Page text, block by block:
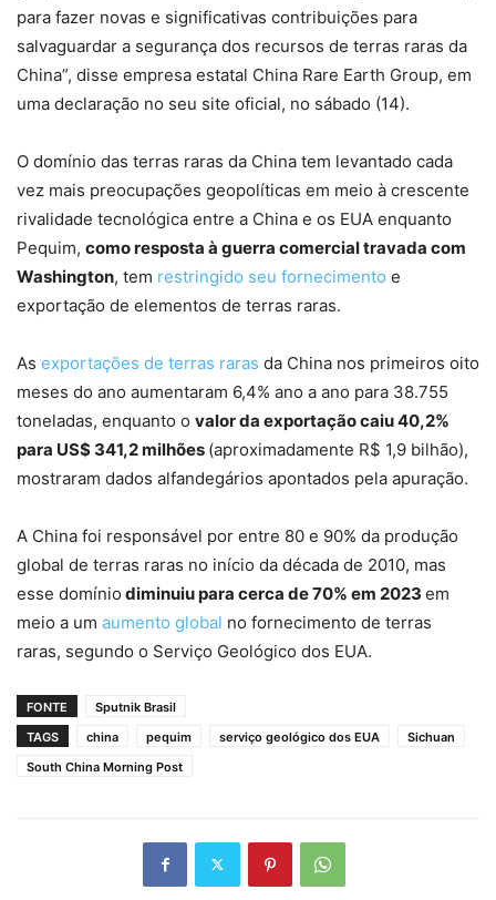
para fazer novas e significativas contribuições para
salvaguardar a segurança dos recursos de terras raras da
China”, disse empresa estatal China Rare Earth Group, em
uma declaração no seu site oficial, no sábado (14).
O domínio das terras raras da China tem levantado cada
vez mais preocupações geopolíticas em meio à crescente
rivalidade tecnológica entre a China e os EUA enquanto
Pequim, como resposta à guerra comercial travada com
Washington, tem restringido seu fornecimento e
exportação de elementos de terras raras.
As exportações de terras raras da China nos primeiros oito
meses do ano aumentaram 6,4% ano a ano para 38.755
toneladas, enquanto o valor da exportação caiu 40,2%
para US$ 341,2 milhões (aproximadamente R$ 1,9 bilhão),
mostraram dados alfandegários apontados pela apuração.
A China foi responsável por entre 80 e 90% da produção
global de terras raras no início da década de 2010, mas
esse domínio diminuiu para cerca de 70% em 2023 em
meio a um aumento global no fornecimento de terras
raras, segundo o Serviço Geológico dos EUA.
FONTE
Sputnik Brasil
TAGS
china pequim serviço geológico dos EUA
Sichuan
South China Morning Post